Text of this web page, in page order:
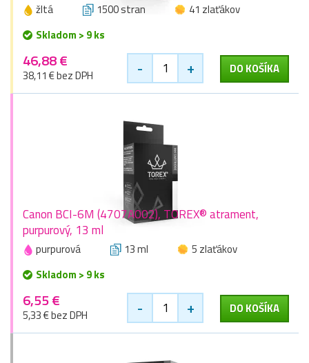
žltá 1500 stran
41 zlaťákov
Skladom > 9 ks
46,88 €
38,11 € bez DPH - + DO KOŠÍKA
Canon BCI-6M (4707A002), TOREX® atrament,
purpurový, 13 ml
purpurová 13 ml
5 zlaťákov
Skladom > 9 ks
6,55 €
5,33 € bez DPH - + DO KOŠÍKA